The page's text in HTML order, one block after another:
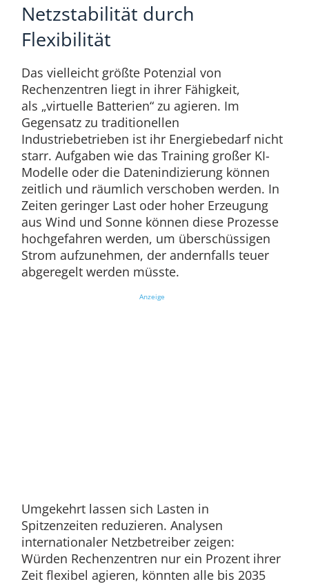
Netzstabilität durch
Flexibilität
Das vielleicht größte Potenzial von
Rechenzentren liegt in ihrer Fähigkeit,
als „virtuelle Batterien“ zu agieren. Im
Gegensatz zu traditionellen
Industriebetrieben ist ihr Energiebedarf nicht
starr. Aufgaben wie das Training großer KI-
Modelle oder die Datenindizierung können
zeitlich und räumlich verschoben werden. In
Zeiten geringer Last oder hoher Erzeugung
aus Wind und Sonne können diese Prozesse
hochgefahren werden, um überschüssigen
Strom aufzunehmen, der andernfalls teuer
abgeregelt werden müsste.
Anzeige
Umgekehrt lassen sich Lasten in
Spitzenzeiten reduzieren. Analysen
internationaler Netzbetreiber zeigen:
Würden Rechenzentren nur ein Prozent ihrer
Zeit flexibel agieren, könnten alle bis 2035